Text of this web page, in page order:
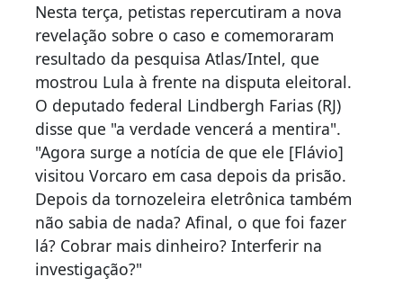
Nesta terça, petistas repercutiram a nova
revelação sobre o caso e comemoraram
resultado da pesquisa Atlas/Intel, que
mostrou Lula à frente na disputa eleitoral.
O deputado federal Lindbergh Farias (RJ)
disse que "a verdade vencerá a mentira".
"Agora surge a notícia de que ele [Flávio]
visitou Vorcaro em casa depois da prisão.
Depois da tornozeleira eletrônica também
não sabia de nada? Afinal, o que foi fazer
lá? Cobrar mais dinheiro? Interferir na
investigação?"